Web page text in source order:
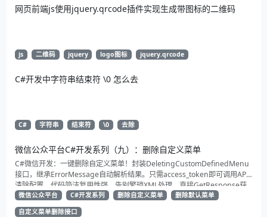
网页前端js使用jquery.qrcode插件实现生成带图标的二维码
js 二维码 jquery logo图标 jquery.qrcode
C#开发中字符串结束符 \0 怎么去
C# 字符串 结束符 \0 去除
微信公众平台C#开发系列（九）：删除自定义菜单
C#微信开发：一键删除自定义菜单！封装DeletingCustomDefinedMenu
接口，继承ErrorMessage自动解析结果。只需access_token即可调用API
清除配置。代码简洁复用性强，告别繁琐XML处理，直接GetResponse获
取状态。适合动态管理公众号的开发者，建议收藏备用！
微信公众平台 C#开发系列 删除自定义菜单
删除默认菜单
自定义菜单删除接口